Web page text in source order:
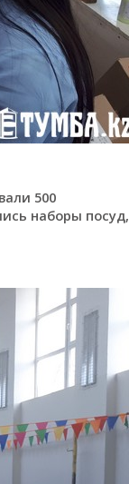
500
наборы посуд,